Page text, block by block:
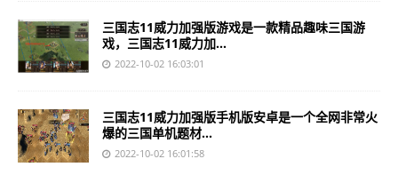
三国志11威力加强版游戏是一款精品趣味三国游
戏，三国志11威力加...
2022-10-02 16:03:01
三国志11威力加强版手机版安卓是一个全网非常火
爆的三国单机题材...
2022-10-02 16:01:58